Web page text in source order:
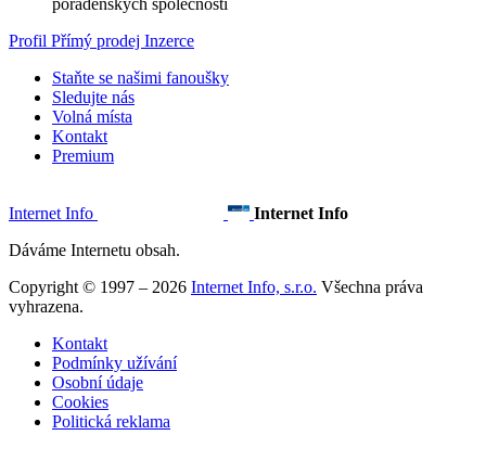
Profil Přímý prodej Inzerce
Staňte se našimi fanoušky
Sledujte nás
Volná místa
Kontakt
Premium
Internet Info
Internet Info
Dáváme Internetu obsah.
Copyright © 1997 – 2026 Internet Info, s.r.o. Všechna práva
vyhrazena.
Kontakt
Podmínky užívání
Osobní údaje
Cookies
Politická reklama